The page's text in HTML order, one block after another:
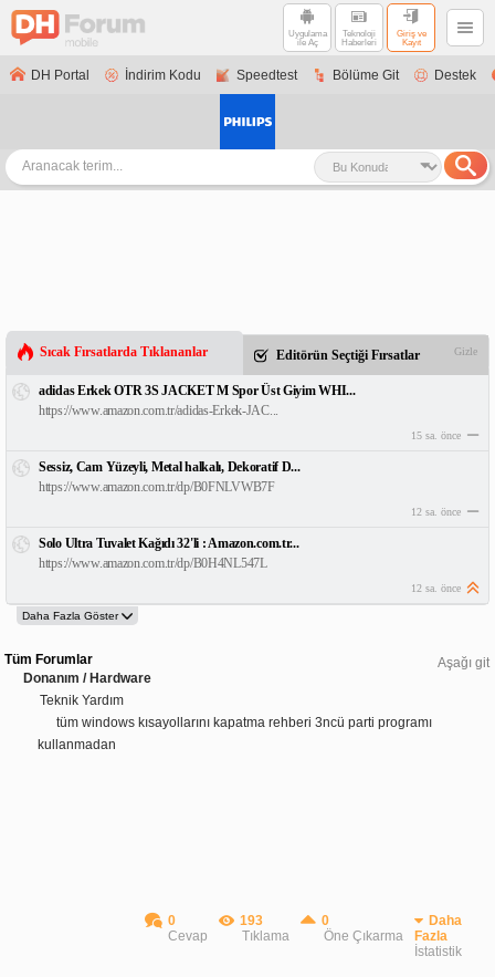
Uygulama
ile Aç
Teknoloji
Haberleri
Giriş ve
Kayıt
DH Portal İndirim Kodu Speedtest Bölüme Git Destek
Sıcak Fırsatlarda Tıklananlar Editörün Seçtiği Fırsatlar Gizle
adidas Erkek OTR 3S JACKET M Spor Üst Giyim WHI...
https://www.amazon.com.tr/adidas-Erkek-JAC...
15 sa. önce
Sessiz, Cam Yüzeyli, Metal halkalı, Dekoratif D...
https://www.amazon.com.tr/dp/B0FNLVWB7F
12 sa. önce
Solo Ultra Tuvalet Kağıdı 32'li : Amazon.com.tr...
https://www.amazon.com.tr/dp/B0H4NL547L
12 sa. önce
Aşağı git
Tüm Forumlar
Donanım / Hardware
Teknik Yardım
tüm windows kısayollarını kapatma rehberi 3ncü parti programı
kullanmadan
0
Cevap
193
Tıklama
0
Öne Çıkarma
Daha
Fazla
İstatistik